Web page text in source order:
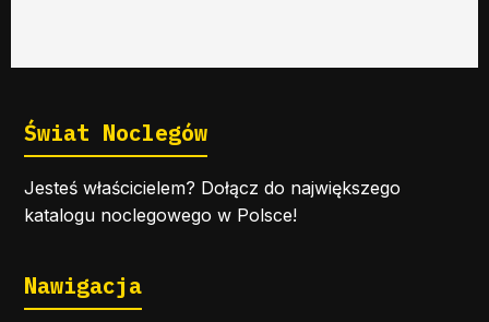
Świat Noclegów
Jesteś właścicielem? Dołącz do największego
katalogu noclegowego w Polsce!
Nawigacja